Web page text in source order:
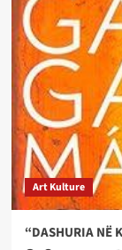
Art Kulture
“DASHURIA NË